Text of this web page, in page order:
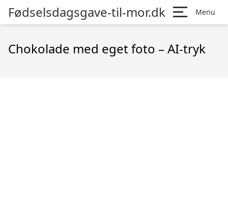
Fødselsdagsgave-til-mor.dk Menu
Chokolade med eget foto – AI-tryk